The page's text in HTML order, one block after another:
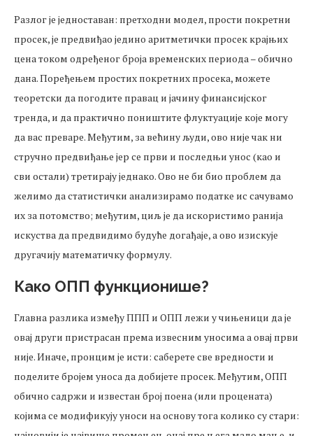
Разлог је једноставан: претходни модел, прости покретни
просек, је предвиђао једино аритметички просек крајњих
цена током одређеног броја временских периода – обично
дана. Поређењем простих покретних просека, можете
теоретски да погодите правац и јачину финансијског
тренда, и да практично поништите флуктуације које могу
да вас преваре. Међутим, за већину људи, ово није чак ни
стручно предвиђање јер се први и последњи унос (као и
сви остали) третирају једнако. Ово не би био проблем да
желимо да статистички анализирамо податке ис сачувамо
их за потомство; међутим, циљ је да искористимо ранија
искуства да предвидимо будуће догађаје, а ово изискује
другачију математичку формулу.
Како ОПП функционише?
Главна разлика између ППП и ОПП лежи у чињеници да је
овај други пристрасан према извесним уносима а овај први
није. Иначе, пронцим је исти: саберете све вредности и
поделите бројем уноса да добијете просек. Међутим, ОПП
обично садржи и известан број поена (или процената)
којима се модификују уноси на основу тога колико су стари: